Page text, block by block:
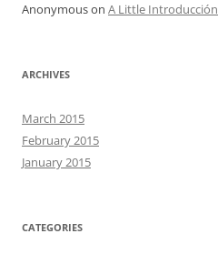
Anonymouson A Little Introducción
ARCHIVES
March 2015
February 2015
January 2015
CATEGORIES